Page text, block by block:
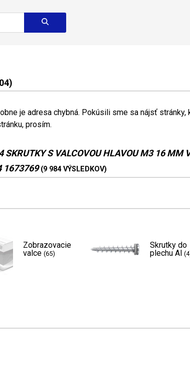
je adresa chybná. Pokúsili sme sa nájsť
prosím.
SKRUTKY S VALCOVOU HLAVOU M3 16 MM
1673769 (9 984 VÝSLEDKOV)
Zobrazovacie
valce (65)
Skrutky do
plechu Al